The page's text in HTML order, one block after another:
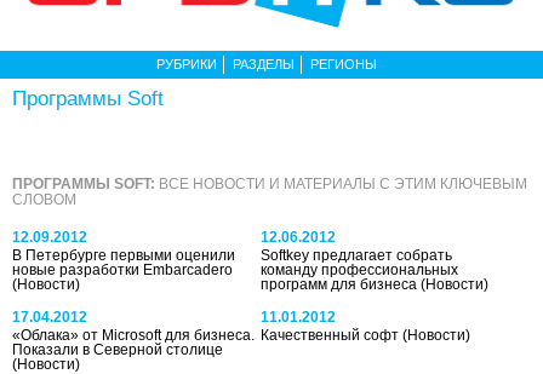
РУБРИКИ РАЗДЕЛЫ РЕГИОНЫ
Программы Soft
ПРОГРАММЫ SOFT: ВСЕ НОВОСТИ И МАТЕРИАЛЫ С ЭТИМ КЛЮЧЕВЫМ
СЛОВОМ
12.09.2012
В Петербурге первыми оценили
новые разработки Embarcadero
(Новости)
12.06.2012
Softkey предлагает собрать
команду профессиональных
программ для бизнеса(Новости)
17.04.2012
«Облака» от Microsoft для бизнеса.
Показали в Северной столице
(Новости)
11.01.2012
Качественный софт(Новости)